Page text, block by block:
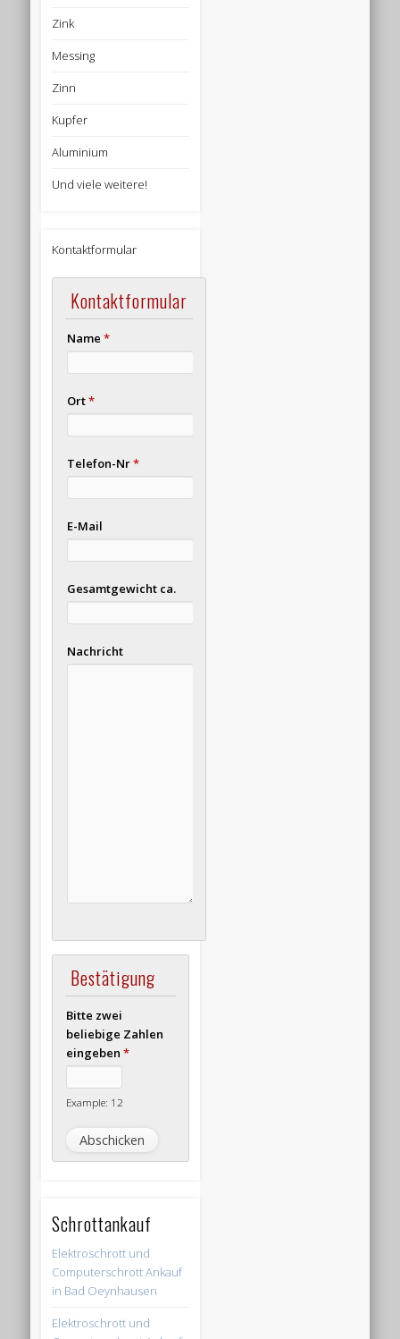
Zink
Messing
Zinn
Kupfer
Aluminium
Und viele weitere!
Kontaktformular
Kontaktformular
Name *
Ort*
Telefon-Nr*
E-Mail
Gesamtgewicht ca.
Nachricht
Bestätigung
Bitte zwei
beliebige Zahlen
eingeben*
Example: 12
Schrottankauf
Elektroschrott und
Computerschrott Ankauf
in Bad Oeynhausen
Elektroschrott und